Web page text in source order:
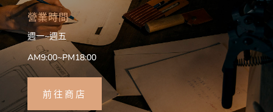
營業時間
週一~週五
AM9:00~PM18:00
前往商店